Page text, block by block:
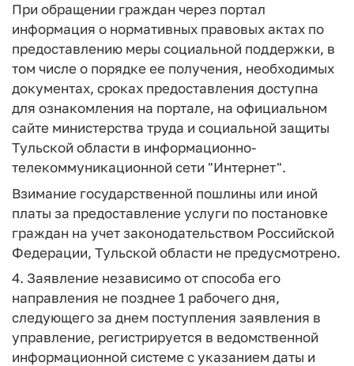
При обращении граждан через портал
информация о нормативных правовых актах по
предоставлению меры социальной поддержки, в
том числе о порядке ее получения, необходимых
документах, сроках предоставления доступна
для ознакомления на портале, на официальном
сайте министерства труда и социальной защиты
Тульской области в информационно-
телекоммуникационной сети "Интернет".
Взимание государственной пошлины или иной
платы за предоставление услуги по постановке
граждан на учет законодательством Российской
Федерации, Тульской области не предусмотрено.
4. Заявление независимо от способа его
направления не позднее 1 рабочего дня,
следующего за днем поступления заявления в
управление, регистрируется в ведомственной
информационной системе с указанием даты и